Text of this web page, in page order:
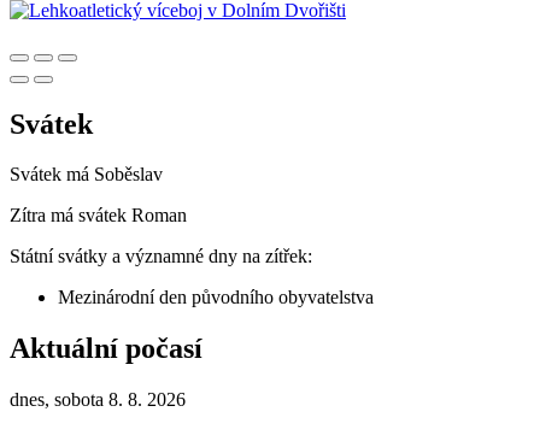
Svátek
Svátek má Soběslav
Zítra má svátek Roman
Státní svátky a významné dny na zítřek:
Mezinárodní den původního obyvatelstva
Aktuální počasí
dnes, sobota 8. 8. 2026